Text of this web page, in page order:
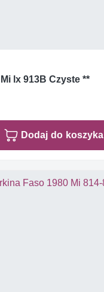
lx 913B Czyste **
Dodaj do koszyka